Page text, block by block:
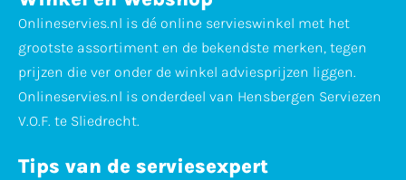
Onlineservies.nl is dé online servieswinkel met het
grootste assortiment en de bekendste merken, tegen
prijzen die ver onder de winkel adviesprijzen liggen.
Onlineservies.nl is onderdeel van Hensbergen Serviezen
V.O.F. te Sliedrecht.
Tips van de serviesexpert